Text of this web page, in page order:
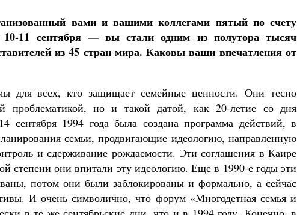
вами и вашими коллегами пятый по счету
11 сентября — вы стали одним из полутора тысяч
из 45 стран мира. Каковы ваши впечатления от
для всех, кто защищает семейные ценности. Они тесно
проблематикой, но и такой датой, как 20-летие со дня
сентября 1994 года была создана программа действий, в
семьи, продвигающие идеологию, направленную
и сдерживание рождаемости. Эти соглашения в Каире
степени они впитали эту идеологию. Еще в 1990-е годы эти
потом они были заблокированы и формально, а сейчас
И очень символично, что форум «Многодетная семья и